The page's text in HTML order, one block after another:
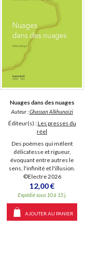
Nuages dans des nuages
Auteur :Ghassan Alkhunaizi
Éditeur(s) :Les presses du
réel
Des poèmes qui mêlent
délicatesse et rigueur,
évoquant entre autres le
sens, l'infinité et l'illusion.
©Electre 2026
12,00 €
Expédié sous 10 à 15 j.
AJOUTER AU PANIER